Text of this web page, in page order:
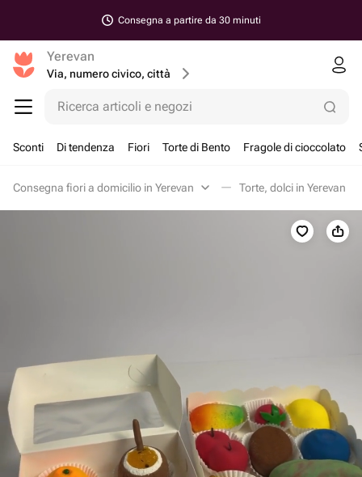
Consegna a partire da 30 minuti
Yerevan
Via, numero civico, città
Ricerca articoli e negozi
Sconti Di tendenza Fiori Torte di Bento Fragole di cioccolato
Consegna fiori a domicilio in Yerevan Torte, dolci in Yerevan